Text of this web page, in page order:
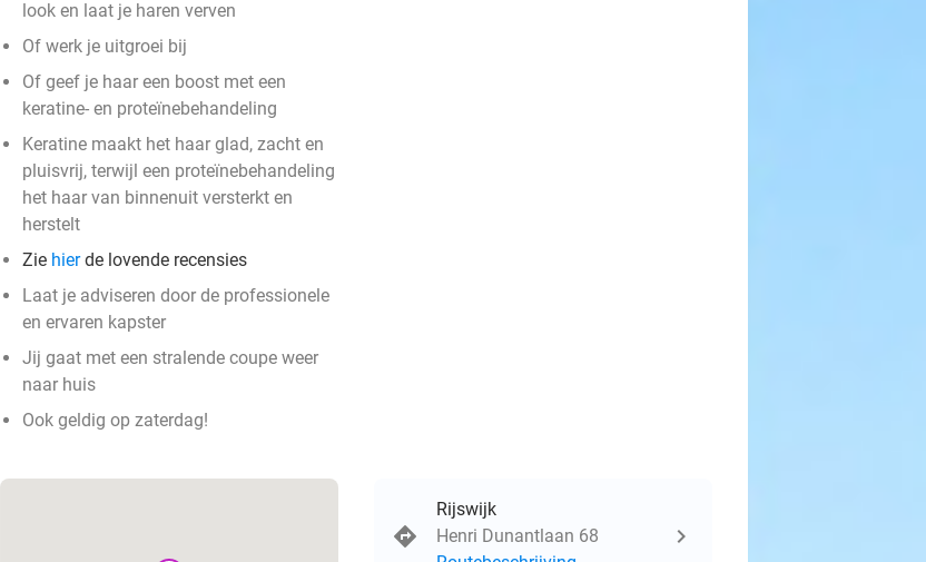
look en laat je haren verven
Of werk je uitgroei bij
Of geef je haar een boost met een
keratine- en proteïnebehandeling
Keratine maakt het haar glad, zacht en
pluisvrij, terwijl een proteïnebehandeling
het haar van binnenuit versterkt en
herstelt
Zie hierde lovende recensies
Laat je adviseren door de professionele
en ervaren kapster
Jij gaat met een stralende coupe weer
naar huis
Ook geldig op zaterdag!
Rijswijk
Henri Dunantlaan 68